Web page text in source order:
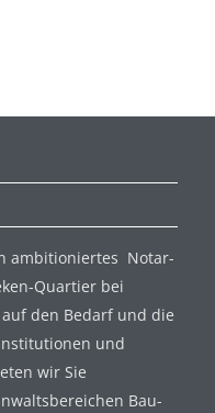
ambitioniertes Notar-
Quartier bei
den Bedarf und die
und
wir Sie
Bau-